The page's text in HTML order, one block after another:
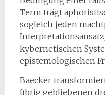
Term trägt
sogleich jeden
kybernetischen
epistemologischen
Baecker
übrig gebliebenen